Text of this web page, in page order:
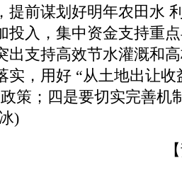
提前谋划好明年农田水
投入，集中资金支持重
出支持高效节水灌溉和
实，用好 “从土地出让收
策；四是要切实完善机
)